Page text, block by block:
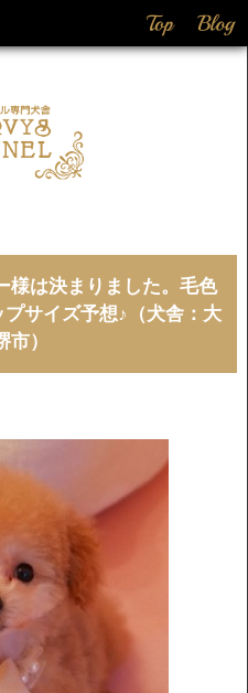
様は決まりました。毛色
サイズ予想♪（犬舎：大
市）